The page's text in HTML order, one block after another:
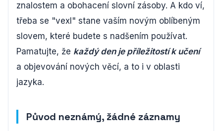
znalostem a obohacení slovní zásoby. A kdo ví,
třeba se "vexl" stane vaším novým oblíbeným
slovem, které budete s nadšením používat.
Pamatujte, že každý den je příležitostí k učení
a objevování nových věcí, a to i v oblasti
jazyka.
Původ neznámý, žádné záznamy